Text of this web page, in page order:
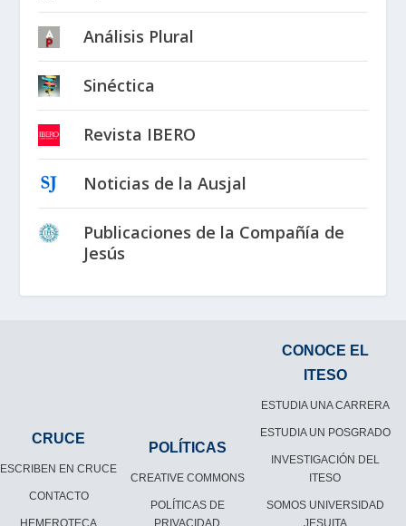
Análisis Plural
Sinéctica
Revista IBERO
Noticias de la Ausjal
Publicaciones de la Compañía de
Jesús
CRUCE
ESCRIBEN EN CRUCE
CONTACTO
POLÍTICAS
CREATIVE COMMONS
POLÍTICAS DE
CONOCE EL
ITESO
ESTUDIA UNA CARRERA
ESTUDIA UN POSGRADO
INVESTIGACIÓN DEL
ITESO
SOMOS UNIVERSIDAD